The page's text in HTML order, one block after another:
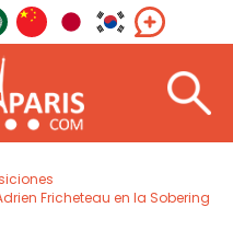
Fricheteau en la Sobering